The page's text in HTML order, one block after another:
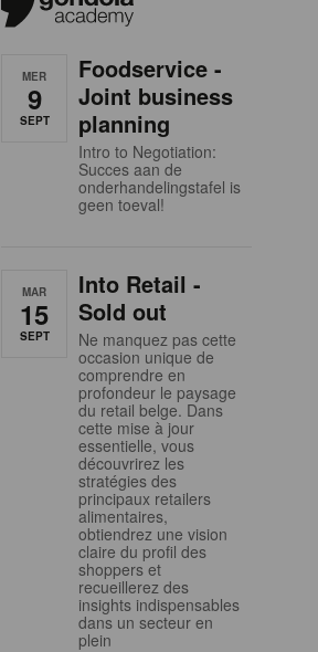
MER
9
SEPT
Foodservice -
Joint business
planning
Intro to Negotiation:
Succes aan de
onderhandelingstafel is
geen toeval!
MAR
15
SEPT
Into Retail -
Sold out
Ne manquez pas cette
occasion unique de
comprendre en
profondeur le paysage
du retail belge. Dans
cette mise à jour
essentielle, vous
découvrirez les
stratégies des
principaux retailers
alimentaires,
obtiendrez une vision
claire du profil des
shoppers et
recueillerez des
insights indispensables
dans un secteur en
plein